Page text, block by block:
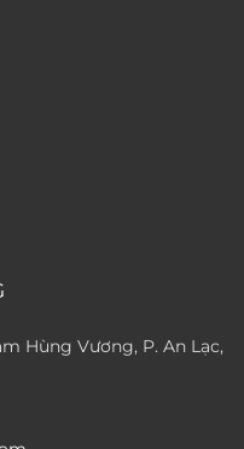
Hùng Vương, P. An Lạc,